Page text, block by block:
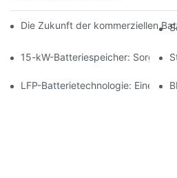
Die Zukunft der kommerziellen
15-kW-Batteriespeicher: Sorgen
LFP-Batterietechnologie: Eine